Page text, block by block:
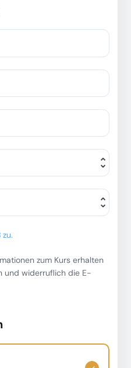
zu.
zum Kurs erhalten
und widerruflich die E-